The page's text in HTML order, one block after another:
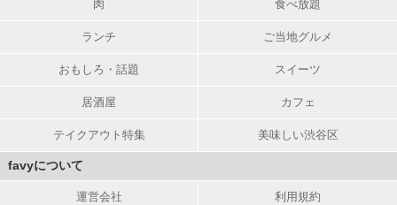
肉 食べ放題
ランチ ご当地グルメ
おもしろ・話題 スイーツ
居酒屋 カフェ
テイクアウト特集 美味しい渋谷区
favyについて
運営会社 利用規約